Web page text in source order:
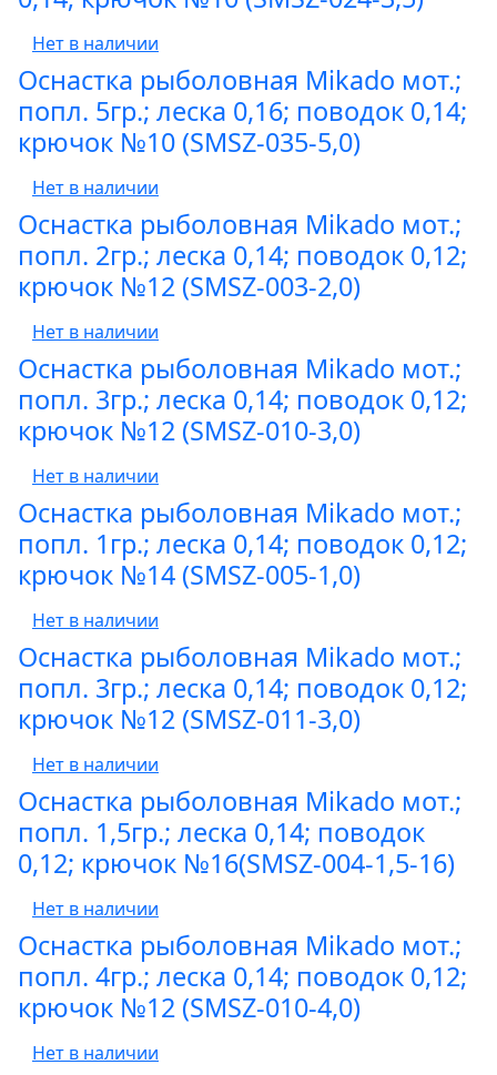
Нет в наличии
Оснастка рыболовная Mikado мот.;
попл. 5гр.; леска 0,16; поводок 0,14;
крючок №10 (SMSZ-035-5,0)
Нет в наличии
Оснастка рыболовная Mikado мот.;
попл. 2гр.; леска 0,14; поводок 0,12;
крючок №12 (SMSZ-003-2,0)
Нет в наличии
Оснастка рыболовная Mikado мот.;
попл. 3гр.; леска 0,14; поводок 0,12;
крючок №12 (SMSZ-010-3,0)
Нет в наличии
Оснастка рыболовная Mikado мот.;
попл. 1гр.; леска 0,14; поводок 0,12;
крючок №14 (SMSZ-005-1,0)
Нет в наличии
Оснастка рыболовная Mikado мот.;
попл. 3гр.; леска 0,14; поводок 0,12;
крючок №12 (SMSZ-011-3,0)
Нет в наличии
Оснастка рыболовная Mikado мот.;
попл. 1,5гр.; леска 0,14; поводок
0,12; крючок №16(SMSZ-004-1,5-16)
Нет в наличии
Оснастка рыболовная Mikado мот.;
попл. 4гр.; леска 0,14; поводок 0,12;
крючок №12 (SMSZ-010-4,0)
Нет в наличии